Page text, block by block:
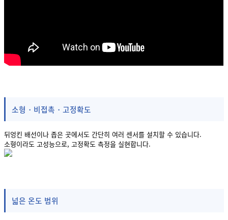
소형・비접촉・고정확도
뒤엉킨 배선이나 좁은 곳에서도 간단히 여러 센서를 설치할 수 있습니다.
소형이라도 고성능으로, 고정확도 측정을 실현합니다.
넓은 온도 범위